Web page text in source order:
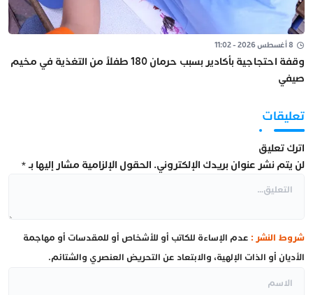
8 أغسطس 2026 - 11:02
وقفة احتجاجية بأكادير بسبب حرمان 180 طفلاً من التغذية في مخيم
صيفي
تعليقات
اترك تعليق
لن يتم نشر عنوان بريدك الإلكتروني. الحقول الإلزامية مشار إليها بـ*
شروط النشر : عدم الإساءة للكاتب أو للأشخاص أو للمقدسات أو مهاجمة
الأديان أو الذات الإلهية، والابتعاد عن التحريض العنصري والشتائم.